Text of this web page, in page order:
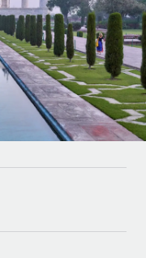
Abläufe
dein Team
um Teams zu
Funktionen in deine